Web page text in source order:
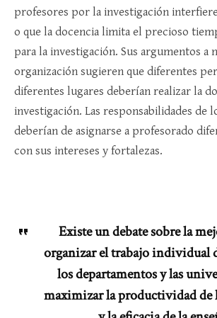
profesores por la investigación
o que la docencia limita el precioso
para la investigación. Sus argumentos a
organización sugieren que diferentes
diferentes lugares deberían realizar la
investigación. Las responsabilidades de
deberían de asignarse a profesorado
con sus intereses y fortalezas.
Existe un debate sobre la
organizar el trabajo individual
los departamentos y las
maximizar la productividad de